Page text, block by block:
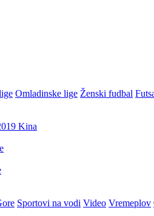
Omladinske lige Ženski fudbal
Kina
Sportovi na vodi Video Vremeplov